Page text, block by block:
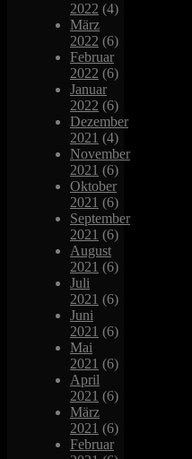
2022 (4)
März
2022 (6)
Februar
2022 (6)
Januar
2022 (6)
Dezember
2021 (4)
November
2021 (6)
Oktober
2021 (6)
September
2021 (6)
August
2021 (6)
Juli
2021 (6)
Juni
2021 (6)
Mai
2021 (6)
April
2021 (6)
März
2021 (6)
Februar